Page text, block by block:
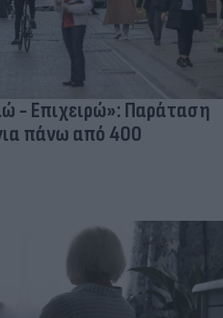
- Επιχειρώ»: Παράταση
πάνω από 400